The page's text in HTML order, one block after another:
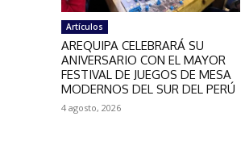
Artículos
AREQUIPA CELEBRARÁ SU
ANIVERSARIO CON EL MAYOR
FESTIVAL DE JUEGOS DE MESA
MODERNOS DEL SUR DEL PERÚ
4 agosto, 2026